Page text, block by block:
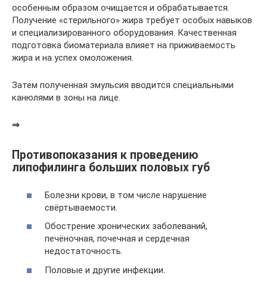
особенным образом очищается и обрабатывается.
Получение «стерильного» жира требует особых навыков
и специализированного оборудования. Качественная
подготовка биоматериала влияет на приживаемость
жира и на успех омоложения.
Затем полученная эмульсия вводится специальными
канюлями в зоны на лице.
⇒
Противопоказания к проведению
липофилинга больших половых губ
Болезни крови, в том числе нарушение
свёртываемости.
Обострение хронических заболеваний,
печёночная, почечная и сердечная
недостаточность.
Половые и другие инфекции.